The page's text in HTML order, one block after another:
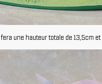
fera une hauteur totale de 13,5cm